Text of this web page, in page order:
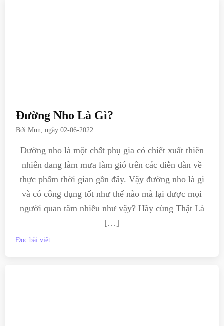
Đường Nho Là Gì?
BởiMun, ngày02-06-2022
Đường nho là một chất phụ gia có chiết xuất thiên
nhiên đang làm mưa làm gió trên các diễn đàn về
thực phẩm thời gian gần đây. Vậy đường nho là gì
và có công dụng tốt như thế nào mà lại được mọi
người quan tâm nhiều như vậy? Hãy cùng Thật Là
[…]
Đọc bài viết